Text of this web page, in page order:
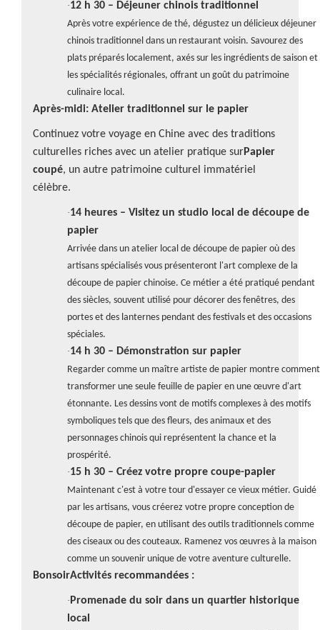
·12 h 30 – Déjeuner chinois traditionnel
Après votre expérience de thé, dégustez un délicieux déjeuner
chinois traditionnel dans un restaurant voisin. Savourez des
plats préparés localement, axés sur les ingrédients de saison et
les spécialités régionales, offrant un goût du patrimoine
culinaire local.
Après-midi: Atelier traditionnel sur le papier
Continuez votre voyage en Chine avec des traditions
culturelles riches avec un atelier pratique surPapier
coupé, un autre patrimoine culturel immatériel
célèbre.
·14 heures – Visitez un studio local de découpe de
papier
Arrivée dans un atelier local de découpe de papier où des
artisans spécialisés vous présenteront l'art complexe de la
découpe de papier chinoise. Ce métier a été pratiqué pendant
des siècles, souvent utilisé pour décorer des fenêtres, des
portes et des lanternes pendant des festivals et des occasions
spéciales.
·14 h 30 – Démonstration sur papier
Regarder comme un maître artiste de papier montre comment
transformer une seule feuille de papier en une œuvre d'art
étonnante. Les dessins vont de motifs complexes à des motifs
symboliques tels que des fleurs, des animaux et des
personnages chinois qui représentent la chance et la
prospérité.
·15 h 30 – Créez votre propre coupe-papier
Maintenant c'est à votre tour d'essayer ce vieux métier. Guidé
par les artisans, vous créerez votre propre conception de
découpe de papier, en utilisant des outils traditionnels comme
des ciseaux ou des couteaux. Ramenez vos œuvres à la maison
comme un souvenir unique de votre aventure culturelle.
BonsoirActivités recommandées :
· Promenade du soir dans un quartier historique
local